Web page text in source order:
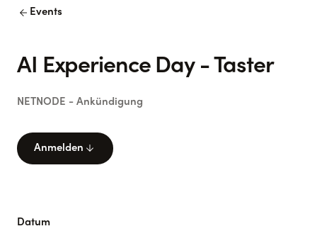
arrow_back Events
AI Experience Day - Taster
NETNODE - Ankündigung
Anmelden arrow_downward
Datum